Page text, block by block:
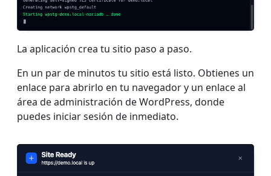
La aplicación crea tu sitio paso a paso.
En un par de minutos tu sitio está listo. Obtienes un
enlace para abrirlo en tu navegador y un enlace al
área de administración de WordPress, donde
puedes iniciar sesión de inmediato.